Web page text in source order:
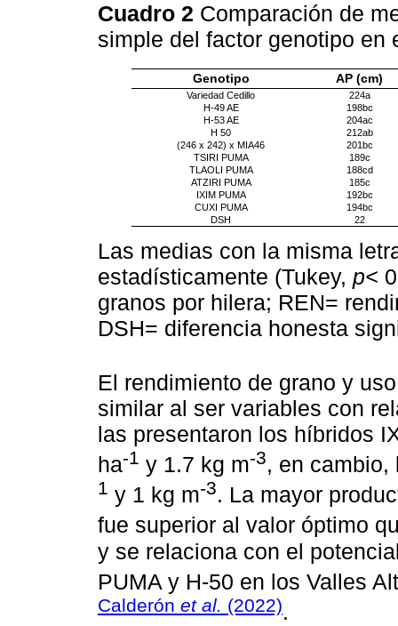
Cuadro 2 Comparación de
simple del factor genotipo
Genotipo AP (cm)
Variedad Cedillo
224a
H-49 AE
198bc
H-53 AE
204ac
H 50
212ab
(246 x 242) x MIA46
201bc
TSIRI PUMA
189c
TLAOLI PUMA
188cd
ATZIRI PUMA
185c
IXIM PUMA
192bc
CUXI PUMA
194bc
DSH
22
Las medias con la misma
estadísticamente (Tukey, p<
granos por hilera; REN=
DSH= diferencia honesta
El rendimiento de grano y
similar al ser variables con
las presentaron los híbridos
ha-1 y 1.7 kg m-3, en cambio,
1 y 1 kg m-3. La mayor
fue superior al valor óptimo
y se relaciona con el
PUMA y H-50 en los Valles
Calderón et al. (2022).